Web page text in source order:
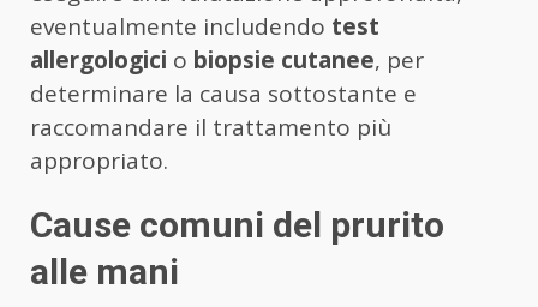
eventualmente includendo test
allergologici o biopsie cutanee, per
determinare la causa sottostante e
raccomandare il trattamento più
appropriato.
Cause comuni del prurito
alle mani